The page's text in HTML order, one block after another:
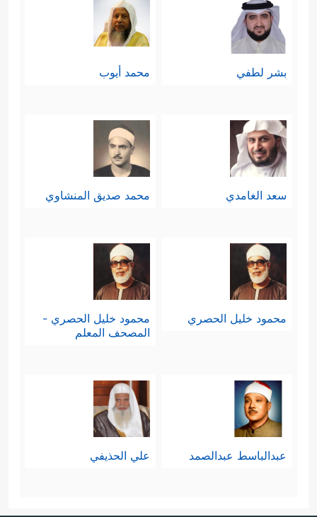
بشر لطفي محمد أيوب
سعد الغامدي محمد صديق المنشاوي
محمود خليل الحصري
محمود خليل الحصري -
المصحف المعلم
عبدالباسط عبدالصمد علي الحذيفي